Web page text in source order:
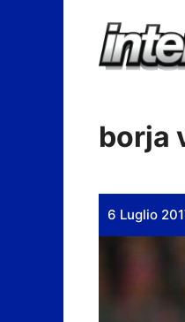
borja
6 Luglio